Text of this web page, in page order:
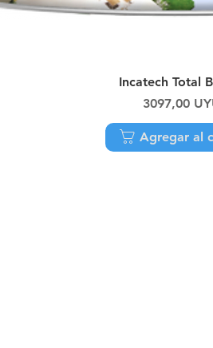
Vista rápida
Incatech Total
3097,00
Agregar al